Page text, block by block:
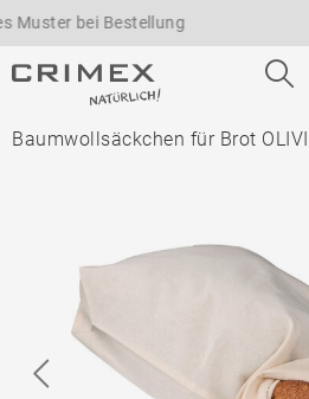
bei Bestellung
Baumwollsäckchen für Brot